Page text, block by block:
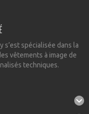
s’est spécialisée dans la
vêtements à image de
techniques.